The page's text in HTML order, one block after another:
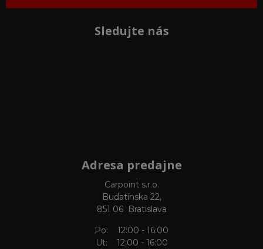
Sledujte nás
Adresa predajne
Carpoint s.r.o.
Budatínska 22,
851 06 Bratislava
Po: 12:00 - 16:00
Ut: 12:00 - 16:00